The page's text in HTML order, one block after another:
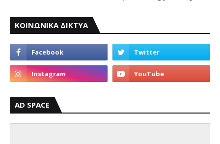
ΚΟΙΝΩΝΙΚΑ ΔΙΚΤΥΑ
AD SPACE